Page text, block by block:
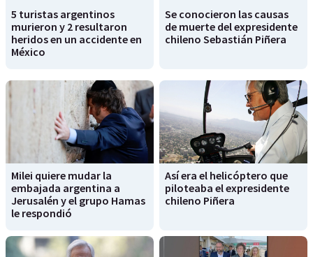
5 turistas argentinos
murieron y 2 resultaron
heridos en un accidente en
México
Se conocieron las causas
de muerte del expresidente
chileno Sebastián Piñera
Milei quiere mudar la
embajada argentina a
Jerusalén y el grupo Hamas
le respondió
Así era el helicóptero que
piloteaba el expresidente
chileno Piñera